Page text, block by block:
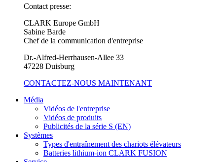
Contact presse:
CLARK Europe GmbH
Sabine Barde
Chef de la communication d'entreprise
Dr.-Alfred-Herrhausen-Allee 33
47228 Duisburg
CONTACTEZ-NOUS MAINTENANT
Média
Vidéos de l'entreprise
Vidéos de produits
Publicités de la série S (EN)
Systèmes
Types d'entraînement des chariots élévateurs
Batteries lithium-ion CLARK FUSION